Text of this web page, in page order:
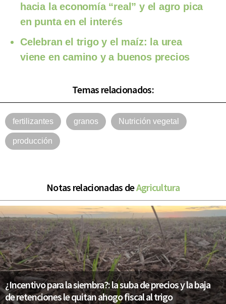
hacia la economía “real” y el agro pica
en punta en el interés
Celebran el trigo y el maíz: la urea
viene en camino y a buenos precios
Temas relacionados:
fertilizantes granos Nutrición vegetal
producción
Notas relacionadas deAgricultura
¿Incentivo para la siembra?: la suba de precios y la baja
de retenciones le quitan ahogo fiscal al trigo